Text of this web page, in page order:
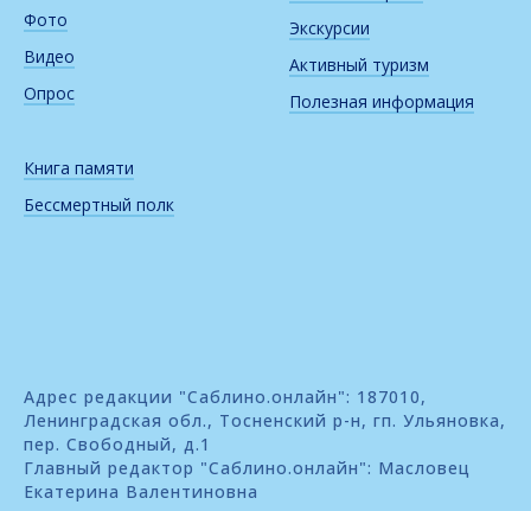
Фото
Видео
Опрос
Книга памяти
Бессмертный полк
Экскурсии
Активный туризм
Полезная информация
Адрес редакции "Саблино.онлайн": 187010,
Ленинградская обл., Тосненский р-н, гп. Ульяновка,
пер. Свободный, д.1
Главный редактор "Саблино.онлайн": Масловец
Екатерина Валентиновна